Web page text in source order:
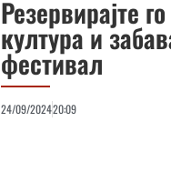
Резервирајте
култура и
фестивал
24/09/202420:09